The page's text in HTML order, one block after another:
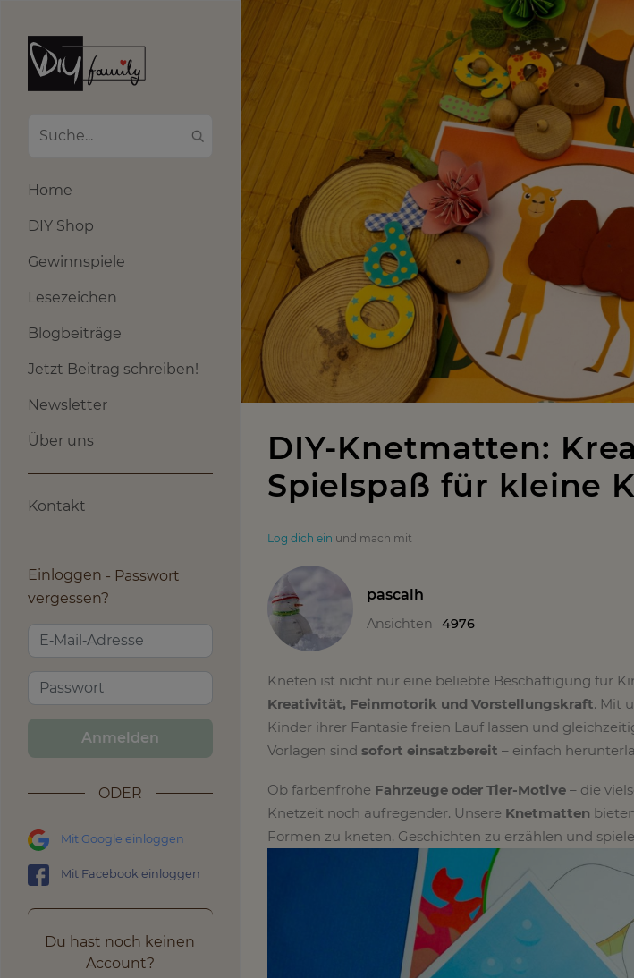
Home
DIY Shop
Gewinnspiele
Lesezeichen
Blogbeiträge
Jetzt Beitrag schreiben!
Newsletter
Über uns
Kontakt
Einloggen
Passwort
vergessen?
Anmelden
ODER
Mit Google einloggen
Mit Facebook einloggen
Du hast noch keinen
Account?
DIY-Knetmatten:
Spielspaß für kleine
Log dich ein und mach mit
pascalh
Ansichten 4976
Kneten ist nicht nur eine beliebte Beschäftigung für
Kreativität, Feinmotorik und Vorstellungskraft. Mit
Kinder ihrer Fantasie freien Lauf lassen und
Vorlagen sind sofort einsatzbereit – einfach
Ob farbenfrohe Fahrzeuge oder Tier-Motive– die
Knetzeit noch aufregender. Unsere Knetmatten
Formen zu kneten, Geschichten zu erzählen und